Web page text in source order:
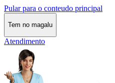
Pular para o conteudo principal
Tem no magalu
Atendimento